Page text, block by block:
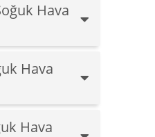
Hava
Hava
Hava